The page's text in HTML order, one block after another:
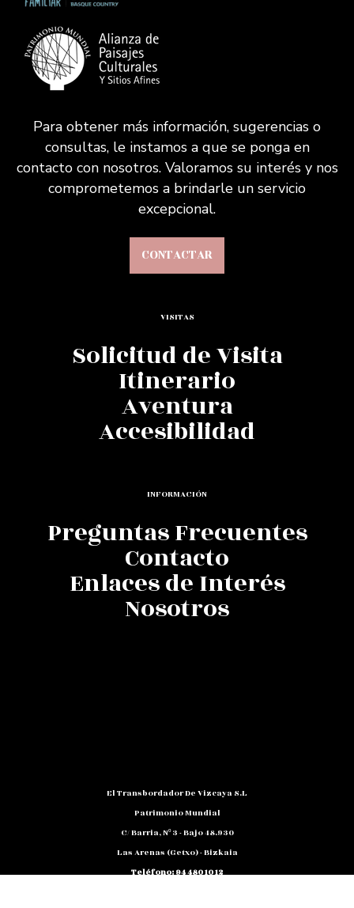
Para obtener más información, sugerencias o
consultas, le instamos a que se ponga en
contacto con nosotros. Valoramos su interés y nos
comprometemos a brindarle un servicio
excepcional.
CONTACTAR
VISITAS
Solicitud de Visita
Itinerario
Aventura
Accesibilidad
INFORMACIÓN
Preguntas Frecuentes
Contacto
Enlaces de Interés
Nosotros
El Transbordador De Vizcaya S.L
Patrimonio Mundial
C/ Barria, Nº 3 - Bajo 48.930
Las Arenas (Getxo) - Bizkaia
Teléfono: 94 480 10 12